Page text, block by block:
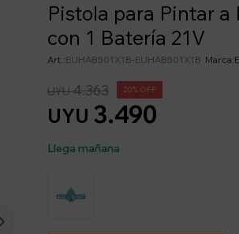
Pistola para Pintar a
con 1 Batería 21V
EUHAB501X1B-EUHAB501X1B
UYU 3.490
UYU4.363 20
Llega mañana